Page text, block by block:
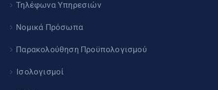
Τηλέφωνα Υπηρεσιών
Νομικά Πρόσωπα
Παρακολούθηση Προϋπολογισμού
Ισολογισμοί